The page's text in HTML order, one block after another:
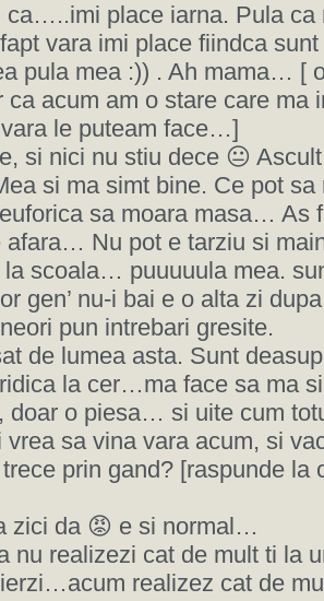
ca…..imi place iarna. Pula ca
vara imi place fiindca
pula mea :)) . Ah mama… [
ca acum am o stare care ma
le puteam face…]
si nici nu stiu dece 😐
si ma simt bine. Ce pot sa
sa moara masa… As
afara… Nu pot e tarziu si
la scoala… puuuuula mea.
gen’ nu-i bai e o alta zi dupa
pun intrebari gresite.
de lumea asta. Sunt
la cer…ma face sa ma
doar o piesa… si uite cum
vrea sa vina vara acum, si
prin gand? [raspunde la
zici da 😡 e si normal…
nu realizezi cat de mult ti la
realizez cat de